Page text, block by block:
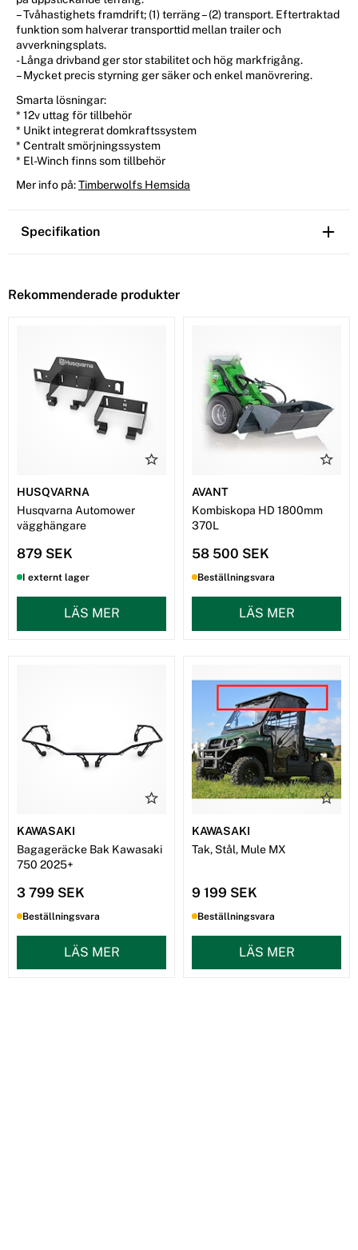
– Tvåhastighets framdrift; (1) terräng – (2) transport. Eftertraktad
funktion som halverar transporttid mellan trailer och
avverkningsplats.
- Långa drivband ger stor stabilitet och hög markfrigång.
– Mycket precis styrning ger säker och enkel manövrering.
Smarta lösningar:
* 12v uttag för tillbehör
* Unikt integrerat domkraftssystem
* Centralt smörjningssystem
* El-Winch finns som tillbehör
Mer info på:Timberwolfs Hemsida
Specifikation
Rekommenderade produkter
HUSQVARNA
Husqvarna Automower
vägghängare
879 SEK
I externt lager
LÄS MER
AVANT
Kombiskopa HD 1800mm
370L
58 500 SEK
Beställningsvara
LÄS MER
KAWASAKI
Bagageräcke Bak Kawasaki
750 2025+
3 799 SEK
Beställningsvara
LÄS MER
KAWASAKI
Tak, Stål, Mule MX
9 199 SEK
Beställningsvara
LÄS MER